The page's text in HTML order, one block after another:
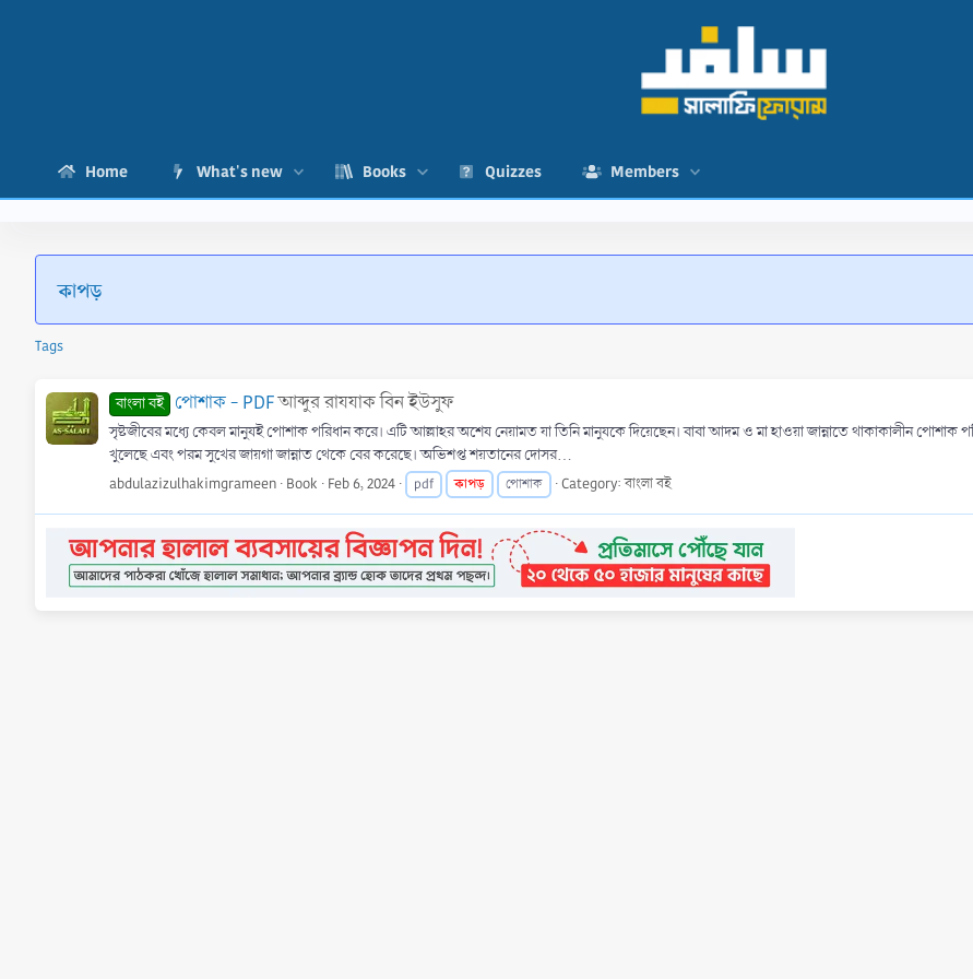
Home What's new Books Quizzes Members
কাপড়
Tags
বাংলা বই পোশাক - PDFআব্দুর রাযযাক বিন ইউসুফ
সৃষ্টজীবের মধ্যে কেবল মানুষই পােশাক পরিধান করে। এটি আল্লাহর অশেষ নেয়ামত যা তিনি মানুষকে দিয়েছেন। বাবা আদম ও মা হাওয়া জান্নাতে থাকাকালীন পােশাক
খুলেছে এবং পরম সুখের জায়গা জান্নাত থেকে বের করেছে। অভিশপ্ত শয়তানের দোসর...
abdulazizulhakimgrameen Book Feb 6, 2024 pdf কাপড় পোশাক Category:বাংলা বই